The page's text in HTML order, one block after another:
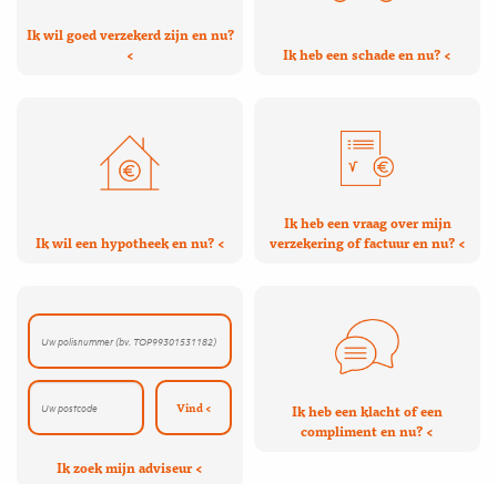
Ik wil goed verzekerd zijn en nu?
Ik wil een hypotheek en nu?
Vind
Ik zoek mijn adviseur
Ik heb een schade en nu?
Ik heb een vraag over mijn
verzekering of factuur en nu?
Ik heb een klacht of een
compliment en nu?